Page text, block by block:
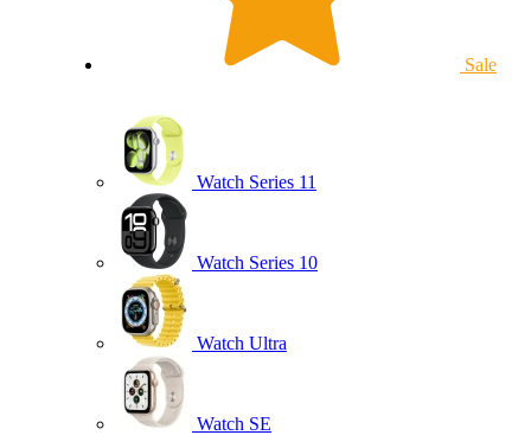
Sale
Watch Series 11
Watch Series 10
Watch Ultra
Watch SE